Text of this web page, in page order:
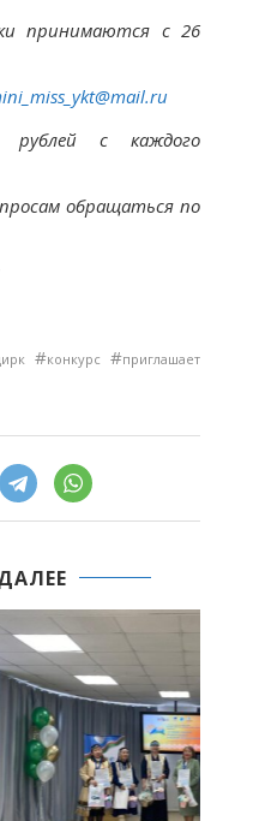
принимаются с 26
с каждого
обращаться по
#конкурс #приглашает